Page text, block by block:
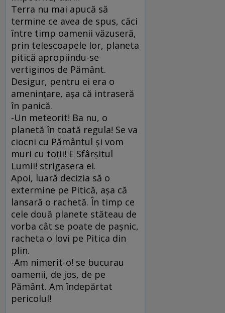
Terra nu mai apucă să
termine ce avea de spus, căci
între timp oamenii văzuseră,
prin telescoapele lor, planeta
pitică apropiindu-se
vertiginos de Pământ.
Desigur, pentru ei era o
ameninţare, aşa că intraseră
în panică.
-Un meteorit! Ba nu, o
planetă în toată regula! Se va
ciocni cu Pământul şi vom
muri cu toţii! E Sfârşitul
Lumii! strigasera ei.
Apoi, luară decizia să o
extermine pe Pitică, aşa că
lansară o rachetă. În timp ce
cele două planete stăteau de
vorba cât se poate de paşnic,
racheta o lovi pe Pitica din
plin.
-Am nimerit-o! se bucurau
oamenii, de jos, de pe
Pământ. Am îndepărtat
pericolul!